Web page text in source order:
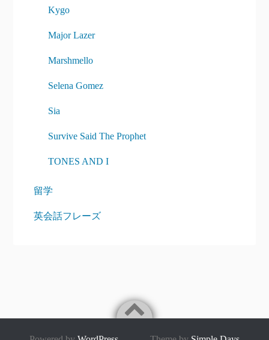
Kygo
Major Lazer
Marshmello
Selena Gomez
Sia
Survive Said The Prophet
TONES AND I
留学
英会話フレーズ